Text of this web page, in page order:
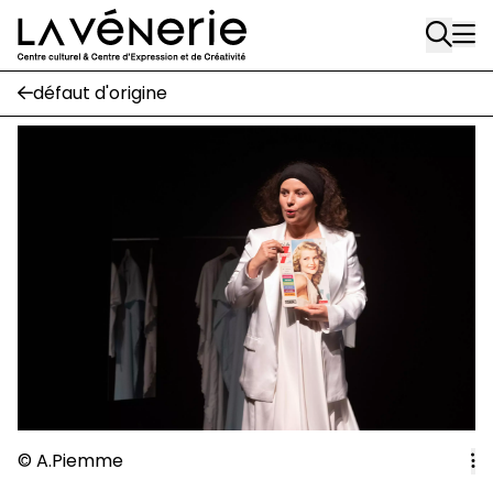
Aller au contenu principal
Rue Gratès, 3
1170 Watermael-Boitsfort
02 663 85 50
suivez-nous
Journal Vénerie
- version papier
Newsletter
A
défaut d'origine
© A.Piemme